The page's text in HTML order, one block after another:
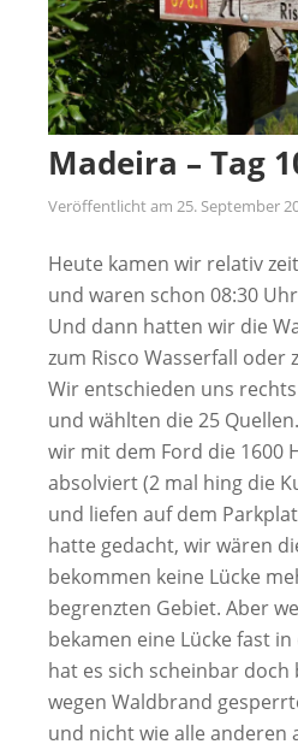
Madeira – Tag
Veröffentlicht am 25. September
Heute kamen wir relativ
und waren schon 08:30
Und dann hatten wir die
zum Risco Wasserfall oder
Wir entschieden uns
und wählten die 25
wir mit dem Ford die 1600
absolviert (2 mal hing die
und liefen auf dem
hatte gedacht, wir wären
bekommen keine Lücke
begrenzten Gebiet. Aber
bekamen eine Lücke fast
hat es sich scheinbar doch
wegen Waldbrand
und nicht wie alle anderen